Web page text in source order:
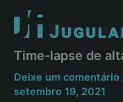
conteúdo
Time-lapse de
Deixe um comentário
setembro 19, 2021